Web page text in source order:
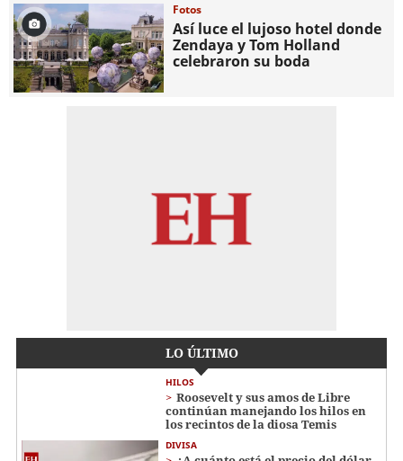
Fotos
Así luce el lujoso hotel donde
Zendaya y Tom Holland
celebraron su boda
LO ÚLTIMO
HILOS
Roosevelt y sus amos de Libre
continúan manejando los hilos en
los recintos de la diosa Temis
DIVISA